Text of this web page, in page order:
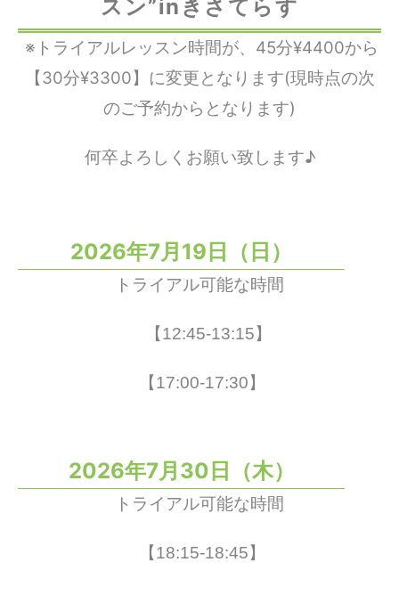
スン”inきさてらす
※トライアルレッスン時間が、45分¥4400から
【30分¥3300】に変更となります(現時点の次
のご予約からとなります)
何卒よろしくお願い致します♪
2026年7月19日（日）
トライアル可能な時間
【12:45-13:15】
【17:00-17:30】
2026年7月30日（木）
トライアル可能な時間
【18:15-18:45】